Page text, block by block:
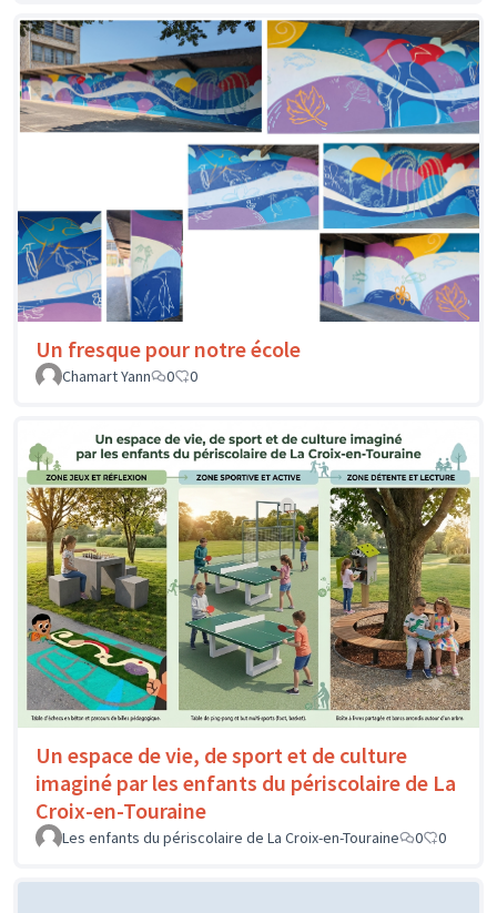
Un fresque pour notre école
Chamart Yann 0 0
Un espace de vie, de sport et de culture
imaginé par les enfants du périscolaire de La
Croix-en-Touraine
Les enfants du périscolaire de La Croix-en-Touraine 0 0